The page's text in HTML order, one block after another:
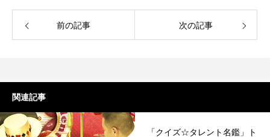
前の記事 次の記事
関連記事
「クイズ☆タレント名鑑」ト